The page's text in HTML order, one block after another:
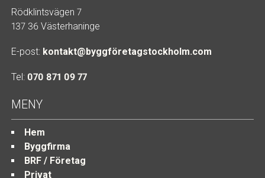
Rödklintsvägen 7
137 36 Västerhaninge
E-post: kontakt@byggföretagstockholm.com
Tel: 070 871 09 77
MENY
Hem
Byggfirma
BRF / Företag
Privat